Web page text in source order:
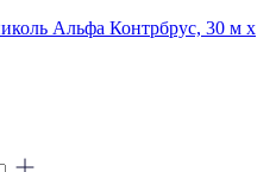
Альфа Контрбрус, 30 м х